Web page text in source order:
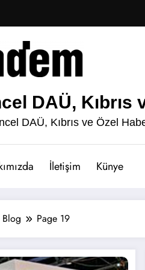
DAÜ, Kıbrıs
DAÜ, Kıbrıs ve Özel
İletişim Künye
Blog Page 19